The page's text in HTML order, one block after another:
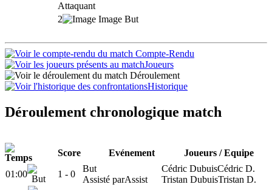
Attaquant
2
Compte-Rendu
Joueurs
Déroulement
Historique
Déroulement chronologique match
Score Evénement Joueurs / Equipe
01:00 1 - 0
But Cédric DubuisCédric D.
Assisté parAssist Tristan DubuisTristan D.